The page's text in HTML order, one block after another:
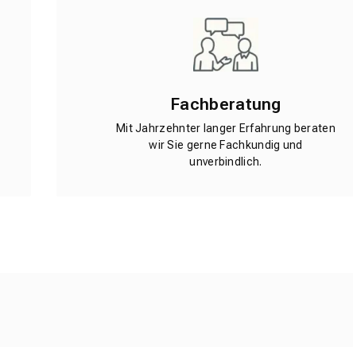
Fachberatung
Mit Jahrzehnter langer Erfahrung beraten
wir Sie gerne Fachkundig und
unverbindlich.